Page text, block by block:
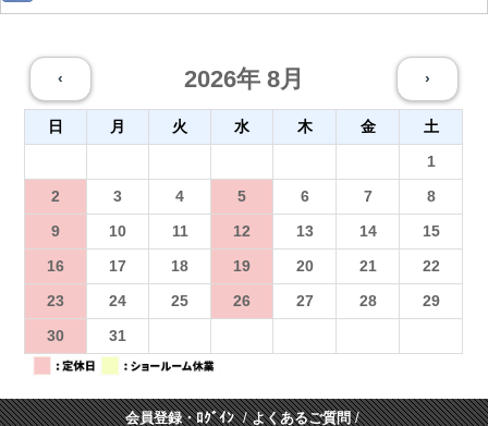
‹ 2026年 8月 ›
日 月 火 水 木 金
土
1
2
3 4 5 6 7
8
9
10 11 12 13 14
15
16
17 18 19 20 21
22
23
24 25 26 27 28
29
30
31
会員登録・ﾛｸﾞｲﾝ/よくあるご質問/